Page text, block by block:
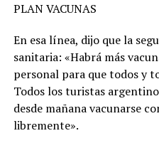
PLAN VACUNAS
En esa línea, dijo que la
sanitaria: «Habrá más
personal para que todos y
Todos los turistas
desde mañana vacunarse
libremente».